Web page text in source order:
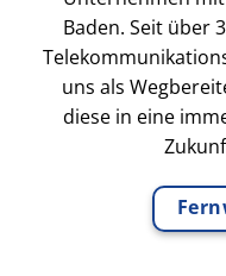
Baden. Seit über
uns als
diese in eine